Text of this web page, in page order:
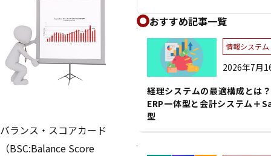
バランス・スコアカード
（BSC:Balance Score
おすすめ記事一覧
情報システム
2026年7月
経理システムの最適構成とは？
ERP一体型と会計システム＋
型